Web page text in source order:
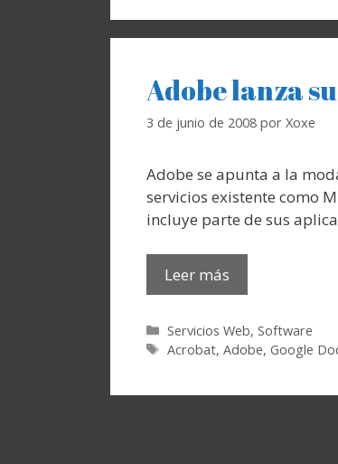
Adobe lanza
3 de junio de 2008 por Xoxe
Adobe se apunta a la
servicios existente como
incluye parte de sus
Leer más
Categorías
Servicios Web,Software
Etiquetas
Acrobat,Adobe,Google